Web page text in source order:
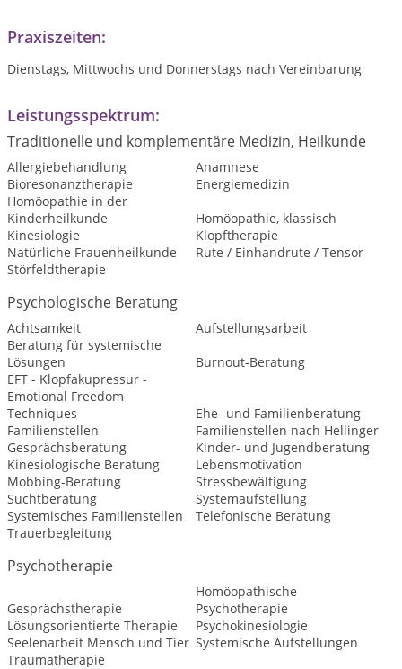
Praxiszeiten:
Dienstags, Mittwochs und Donnerstags nach Vereinbarung
Leistungsspektrum:
Traditionelle und komplementäre Medizin, Heilkunde
Allergiebehandlung
Anamnese
Bioresonanztherapie
Energiemedizin
Homöopathie in der
Kinderheilkunde
Homöopathie, klassisch
Kinesiologie
Klopftherapie
Natürliche Frauenheilkunde
Rute / Einhandrute / Tensor
Störfeldtherapie
Psychologische Beratung
Achtsamkeit
Aufstellungsarbeit
Beratung für systemische
Lösungen
Burnout-Beratung
EFT - Klopfakupressur -
Emotional Freedom
Techniques
Ehe- und Familienberatung
Familienstellen
Familienstellen nach Hellinger
Gesprächsberatung
Kinder- und Jugendberatung
Kinesiologische Beratung
Lebensmotivation
Mobbing-Beratung
Stressbewältigung
Suchtberatung
Systemaufstellung
Systemisches Familienstellen
Telefonische Beratung
Trauerbegleitung
Psychotherapie
Gesprächstherapie
Homöopathische
Psychotherapie
Lösungsorientierte Therapie
Psychokinesiologie
Seelenarbeit Mensch und Tier Systemische Aufstellungen
Traumatherapie